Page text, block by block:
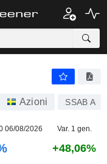
Azioni SSAB A
06/08/2026 Var. 1 gen.
+48,06%